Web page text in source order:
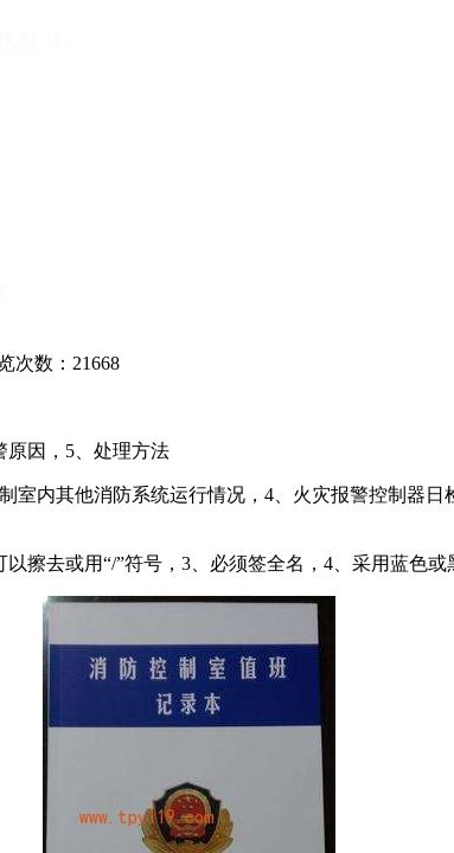
次数： 21668
原因，5、处理方法
室内其他消防系统运行情况，4、火灾报警控制器
擦去或用“/”符号，3、必须签全名，4、采用蓝色或